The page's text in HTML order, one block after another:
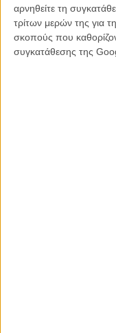
αρνηθείτε τη
τρίτων μερών της για
σκοπούς που
συγκατάθεσης της
Διαβάστε ακόμη:
Ιδιος τόπος, νέες
Οι αδελφοί Κοέν